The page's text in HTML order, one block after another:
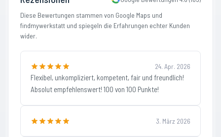
Diese Bewertungen stammen von Google Maps und
findmywerkstatt und spiegeln die Erfahrungen echter Kunden
wider.
24. Apr. 2026
Flexibel, unkompliziert, kompetent, fair und freundlich!
Absolut empfehlenswert! 100 von 100 Punkte!
3. März 2026